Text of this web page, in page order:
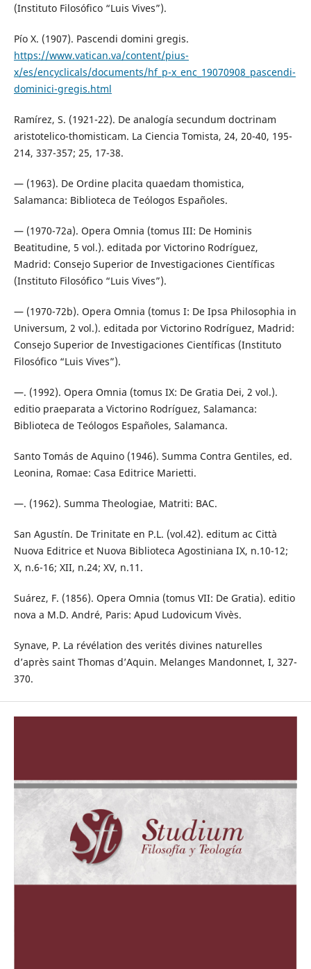
(Instituto Filosófico “Luis Vives”).
Pío X. (1907). Pascendi domini gregis.
https://www.vatican.va/content/pius-
x/es/encyclicals/documents/hf_p-x_enc_19070908_pascendi-
dominici-gregis.html
Ramírez, S. (1921-22). De analogía secundum doctrinam
aristotelico-thomisticam. La Ciencia Tomista, 24, 20-40, 195-
214, 337-357; 25, 17-38.
— (1963). De Ordine placita quaedam thomistica,
Salamanca: Biblioteca de Teólogos Españoles.
— (1970-72a). Opera Omnia (tomus III: De Hominis
Beatitudine, 5 vol.). editada por Victorino Rodríguez,
Madrid: Consejo Superior de Investigaciones Científicas
(Instituto Filosófico “Luis Vives”).
— (1970-72b). Opera Omnia (tomus I: De Ipsa Philosophia in
Universum, 2 vol.). editada por Victorino Rodríguez, Madrid:
Consejo Superior de Investigaciones Científicas (Instituto
Filosófico “Luis Vives”).
—. (1992). Opera Omnia (tomus IX: De Gratia Dei, 2 vol.).
editio praeparata a Victorino Rodríguez, Salamanca:
Biblioteca de Teólogos Españoles, Salamanca.
Santo Tomás de Aquino (1946). Summa Contra Gentiles, ed.
Leonina, Romae: Casa Editrice Marietti.
—. (1962). Summa Theologiae, Matriti: BAC.
San Agustín. De Trinitate en P.L. (vol.42). editum ac Città
Nuova Editrice et Nuova Biblioteca Agostiniana IX, n.10-12;
X, n.6-16; XII, n.24; XV, n.11.
Suárez, F. (1856). Opera Omnia (tomus VII: De Gratia). editio
nova a M.D. André, Paris: Apud Ludovicum Vivès.
Synave, P. La révélation des verités divines naturelles
d’après saint Thomas d’Aquin. Melanges Mandonnet, I, 327-
370.